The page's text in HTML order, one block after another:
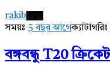
rakib
সময়ঃ 5 বছর আগেক্যাটাগরিঃ
বঙ্গবন্ধু T20